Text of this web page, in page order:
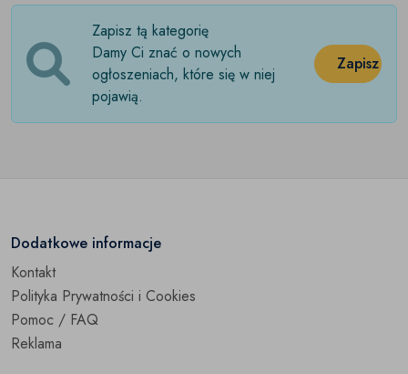
Stare posrebrzane(0)
Stara porcelana(0)
Zabytki techniki
Pozostałe
Zapisz tą kategorię
Damy Ci znać o nowych
ogłoszeniach, które się w niej
pojawią.
Zapisz
Dodatkowe informacje
Kontakt
Polityka Prywatności i Cookies
Pomoc / FAQ
Reklama